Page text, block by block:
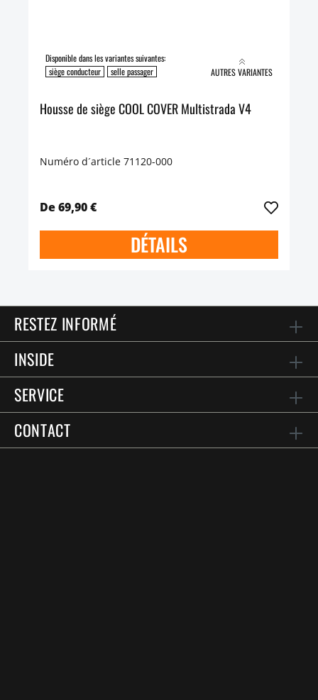
Disponible dans les variantes suivantes:
siège conducteur
selle passager AUTRES VARIANTES
Housse de siège COOL COVER Multistrada V4
Numéro d´article 71120-000
De 69,90 €
DÉTAILS
RESTEZ INFORMÉ
INSIDE
SERVICE
CONTACT